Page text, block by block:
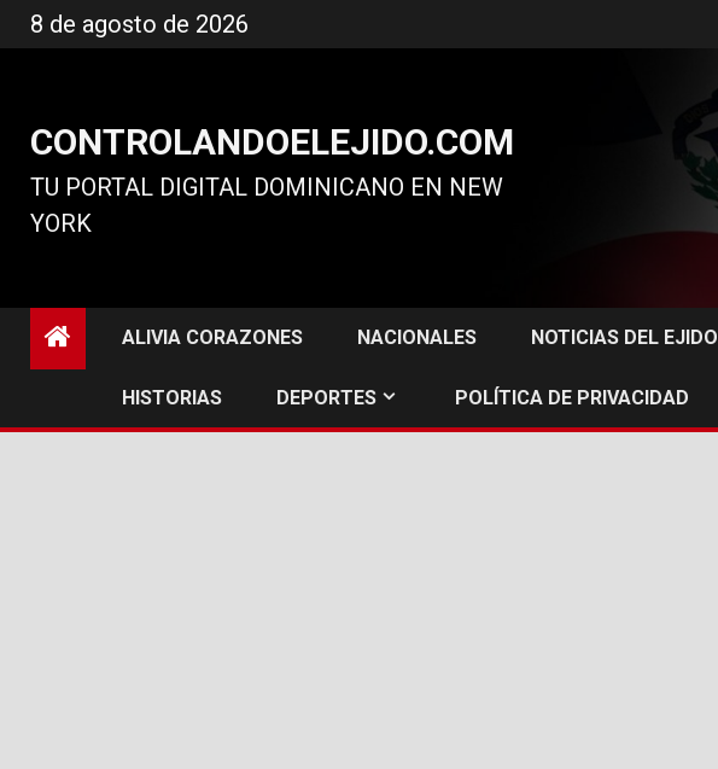
al
8 de agosto de 2026
CONTROLANDOELEJIDO.COM
TU PORTAL DIGITAL DOMINICANO EN NEW
YORK
ALIVIA CORAZONES NACIONALES NOTICIAS DEL EJIDO
HISTORIAS DEPORTES POLÍTICA DE PRIVACIDAD